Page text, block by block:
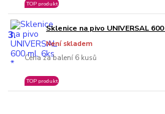
TOP produkt
3. Sklenice na pivo UNIVERSAL
Cena za balení 6 kusů
Není skladem
TOP produkt